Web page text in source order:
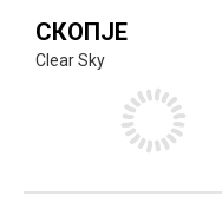
СКОПЈЕ
Clear Sky